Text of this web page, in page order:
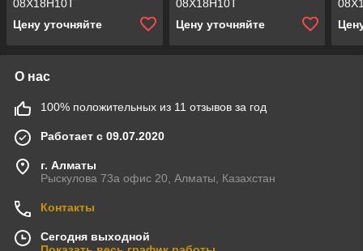
08Х18Н10Т
Цену уточняйте
08Х18Н10Т
Цену уточняйте
О нас
100% положительных из 11 отзывов за год
Работает с 09.07.2020
г. Алматы
Рыскулова 73а офис 20, Алматы, Казахстан
Контакты
Сегодня выходной